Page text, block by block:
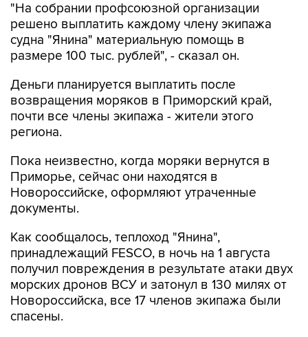
"На собрании профсоюзной организации
решено выплатить каждому члену экипажа
судна "Янина" материальную помощь в
размере 100 тыс. рублей", - сказал он.
Деньги планируется выплатить после
возвращения моряков в Приморский край,
почти все члены экипажа - жители этого
региона.
Пока неизвестно, когда моряки вернутся в
Приморье, сейчас они находятся в
Новороссийске, оформляют утраченные
документы.
Как сообщалось, теплоход "Янина",
принадлежащий FESCO, в ночь на 1 августа
получил повреждения в результате атаки двух
морских дронов ВСУ и затонул в 130 милях от
Новороссийска, все 17 членов экипажа были
спасены.